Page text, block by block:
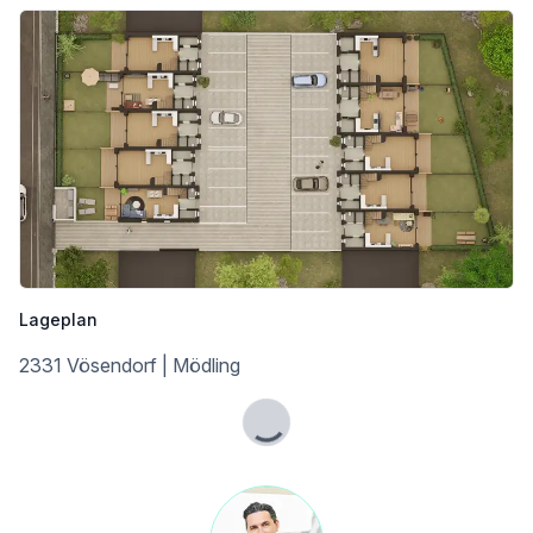
Lageplan
2331 Vösendorf | Mödling
Lade...